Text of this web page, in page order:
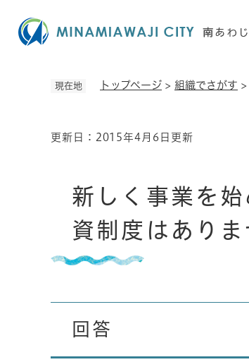
現在地 トップページ > 組織でさがす >
本
更新日：2015年4月6日更新
新しく事業を
資制度はあり
回答